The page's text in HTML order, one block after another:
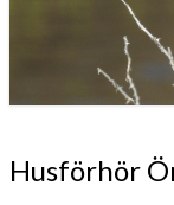
https://
Husförhör
Örkened
Husförhör